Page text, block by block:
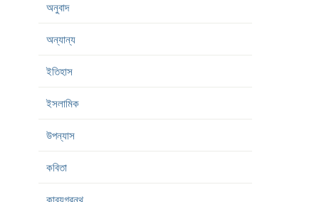
অনুবাদ
অন্যান্য
ইতিহাস
ইসলামিক
উপন্যাস
কবিতা
কাব্যগ্রন্থ